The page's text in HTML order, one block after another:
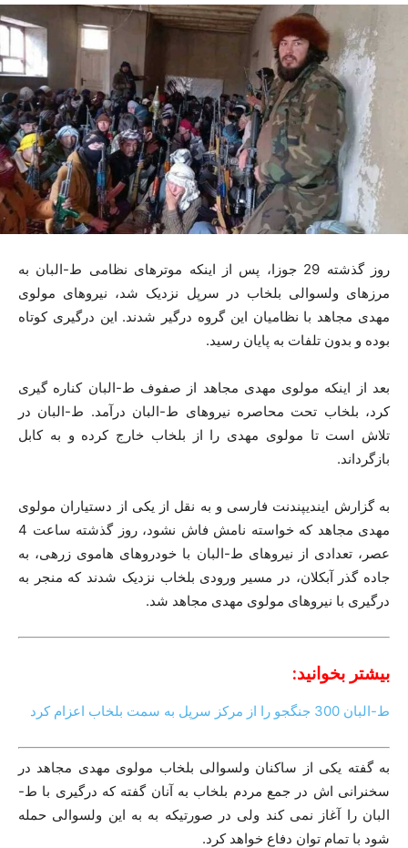
روز گذشته 29 جوزا، پس از اینکه موترهای نظامی ط-البان به
مرزهای ولسوالی بلخاب در سرپل نزدیک شد، نیروهای مولوی
مهدی مجاهد با نظامیان این گروه درگیر شدند. این درگیری کوتاه
بوده و بدون تلفات به پایان رسید.
بعد از اینکه مولوی مهدی مجاهد از صفوف ط-البان کناره گیری
کرد، بلخاب تحت محاصره نیروهای ط-البان درآمد. ط-البان در
تلاش است تا مولوی مهدی را از بلخاب خارج کرده و به کابل
بازگرداند.
به گزارش ایندیپندنت فارسی و به نقل از یکی از دستیاران مولوی
مهدی مجاهد که خواسته نامش فاش نشود، روز گذشته ساعت 4
عصر، تعدادی از نیروهای ط-البان با خودروهای هاموی زرهی، به
جاده گذر آبکلان، در مسیر ورودی بلخاب نزدیک شدند که منجر به
درگیری با نیروهای مولوی مهدی مجاهد شد.
بیشتر بخوانید:
ط-البان 300 جنگجو را از مرکز سرپل به سمت بلخاب اعزام کرد
به گفته یکی از ساکنان ولسوالی بلخاب مولوی مهدی مجاهد در
سخنرانی اش در جمع مردم بلخاب به آنان گفته که درگیری با ط-
البان را آغاز نمی کند ولی در صورتیکه به به این ولسوالی حمله
شود با تمام توان دفاع خواهد کرد.